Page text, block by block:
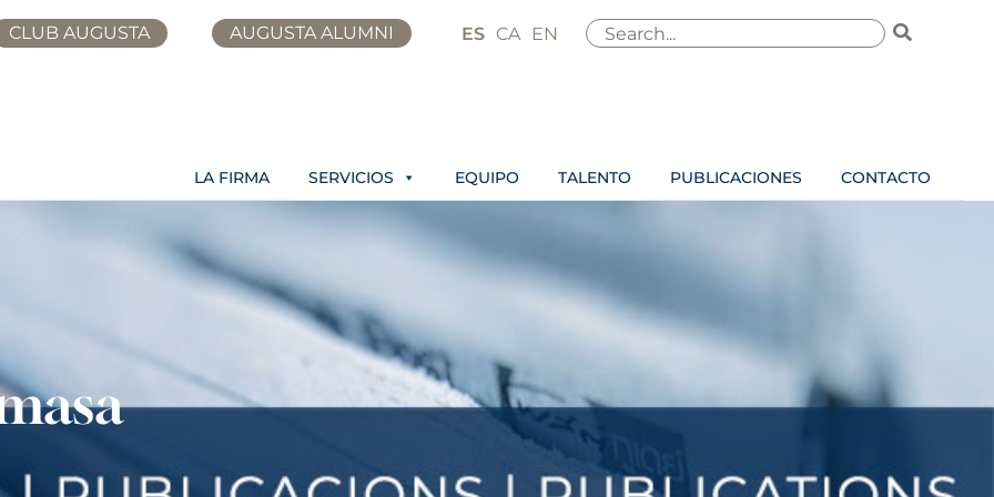
CLUB AUGUSTA AUGUSTA ALUMNI ES CA EN
Buscar
por:
LA FIRMA SERVICIOS EQUIPO TALENTO PUBLICACIONES CONTACTO